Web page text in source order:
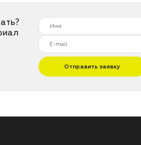
Отправить заявку